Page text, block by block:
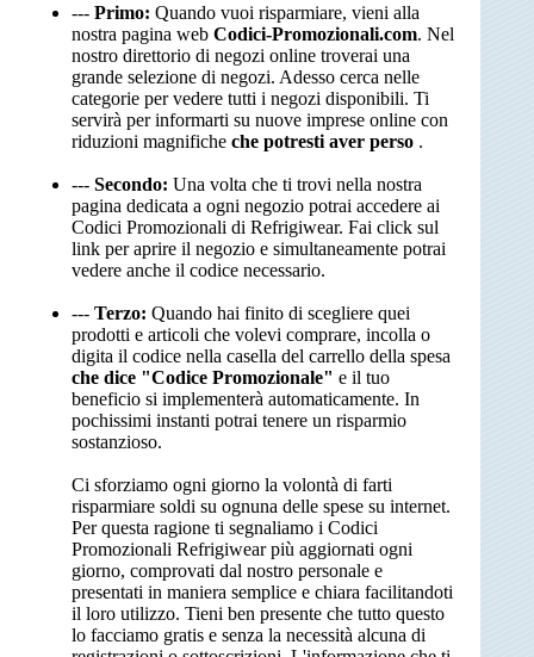
--- Primo: Quando vuoi risparmiare, vieni alla
nostra pagina web Codici-Promozionali.com. Nel
nostro direttorio di negozi online troverai una
grande selezione di negozi. Adesso cerca nelle
categorie per vedere tutti i negozi disponibili. Ti
servirà per informarti su nuove imprese online con
riduzioni magnifiche che potresti aver perso .
--- Secondo: Una volta che ti trovi nella nostra
pagina dedicata a ogni negozio potrai accedere ai
Codici Promozionali di Refrigiwear. Fai click sul
link per aprire il negozio e simultaneamente potrai
vedere anche il codice necessario.
--- Terzo: Quando hai finito di scegliere quei
prodotti e articoli che volevi comprare, incolla o
digita il codice nella casella del carrello della spesa
che dice "Codice Promozionale" e il tuo
beneficio si implementerà automaticamente. In
pochissimi instanti potrai tenere un risparmio
sostanzioso.
Ci sforziamo ogni giorno la volontà di farti
risparmiare soldi su ognuna delle spese su internet.
Per questa ragione ti segnaliamo i Codici
Promozionali Refrigiwear più aggiornati ogni
giorno, comprovati dal nostro personale e
presentati in maniera semplice e chiara facilitandoti
il loro utilizzo. Tieni ben presente che tutto questo
lo facciamo gratis e senza la necessità alcuna di